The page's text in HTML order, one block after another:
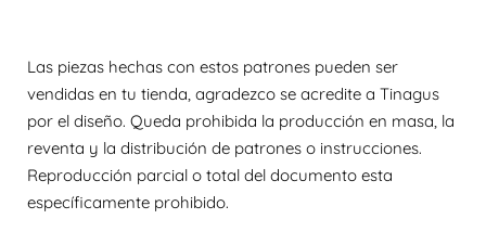
Las piezas hechas con estos patrones pueden ser
vendidas en tu tienda, agradezco se acredite a Tinagus
por el diseño. Queda prohibida la producción en masa, la
reventa y la distribución de patrones o instrucciones.
Reproducción parcial o total del documento esta
específicamente prohibido.